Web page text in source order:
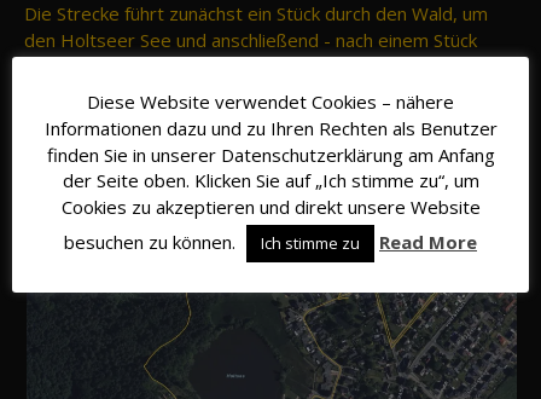
Die Strecke führt zunächst ein Stück durch den Wald, um
den Holtseer See und anschließend - nach einem Stück
Waldabschnitt besteht ein guter, trittfester, Waldweg.
Diese Website verwendet Cookies – nähere
Informationen dazu und zu Ihren Rechten als Benutzer
finden Sie in unserer Datenschutzerklärung am Anfang
der Seite oben. Klicken Sie auf „Ich stimme zu“, um
Cookies zu akzeptieren und direkt unsere Website
besuchen zu können.
Ich stimme zu Read More